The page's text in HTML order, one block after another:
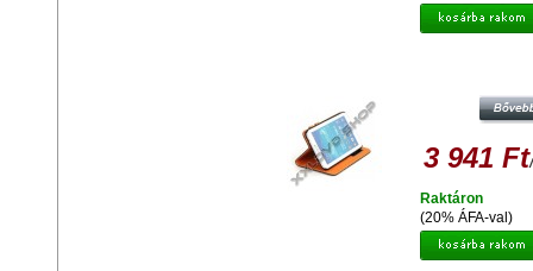
3 941 Ft
(20% ÁFA-val)
Raktáron